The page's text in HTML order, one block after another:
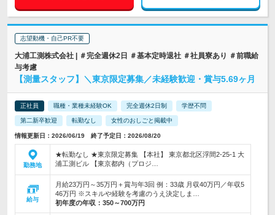
志望動機・自己PR不要
大浦工測株式会社 | ＃完全週休2日 ＃基本定時退社 ＃社員寮あり ＃前職給
与考慮
【測量スタッフ】＼東京限定募集／未経験歓迎・賞与5.69ヶ月
正社員 職種・業種未経験OK 完全週休2日制 学歴不問
第二新卒歓迎 転勤なし 女性のおしごと掲載中
情報更新日：2026/06/19 終了予定日：2026/08/20
勤務地
★転勤なし ★東京限定募集 【本社】 東京都北区浮間2-25-1 大
浦工測ビル 【東京都内（プロジ…
給与
月給23万円～35万円＋賞与年3回 例：33歳 月収40万円／年収5
46万円 ※スキルや経験を考慮のうえ決定しま…
初年度の年収： 350～700万円